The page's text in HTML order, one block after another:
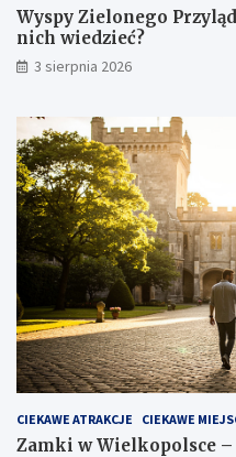
Wyspy Zielonego
nich wiedzieć?
3 sierpnia 2026
CIEKAWE ATRAKCJE CIEKAWE
Zamki w Wielkopolsce